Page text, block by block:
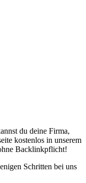
du deine Firma,
kostenlos in unserem
Backlinkpflicht!
Schritten bei uns